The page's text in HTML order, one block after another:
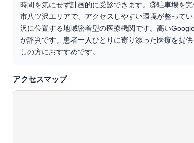
時間を気にせず計画的に受診できます。③駐車場を
市八ツ沢エリアで、アクセスしやすい環境が整って
沢に位置する地域密着型の医療機関です。高い
が評判です。患者一人ひとりに寄り添った医療を提
しの方におすすめです。
アクセスマップ